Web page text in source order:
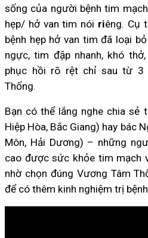
sống của người bệnh tim
hẹp/ hở van tim nói riêng. Cụ
bệnh hẹp hở van tim đã loại
ngực, tim đập nhanh, khó
phục hồi rõ rệt chỉ sau từ 3
Thống.
Bạn có thể lắng nghe chia sẻ
Hiệp Hòa, Bắc Giang) hay bác
Môn, Hải Dương) – những
cao được sức khỏe tim mạch
nhờ chọn đúng Vương Tâm
để có thêm kinh nghiệm trị